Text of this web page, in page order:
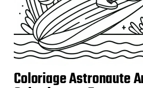
Coloriage Astronaute